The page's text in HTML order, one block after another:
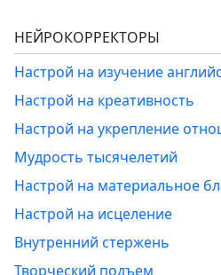
НЕЙРОКОРРЕКТОРЫ
Настрой на изучение
Настрой на креативность
Настрой на укрепление
Мудрость тысячелетий
Настрой на материальное
Настрой на исцеление
Внутренний стержень
Творческий подъем